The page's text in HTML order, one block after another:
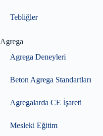
Tebliğler
Agrega
Agrega Deneyleri
Beton Agrega Standartları
Agregalarda CE İşareti
Mesleki Eğitim